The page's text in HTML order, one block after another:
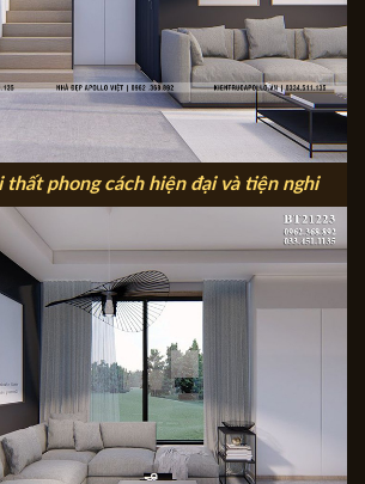
thất phong cách hiện đại và tiện nghi